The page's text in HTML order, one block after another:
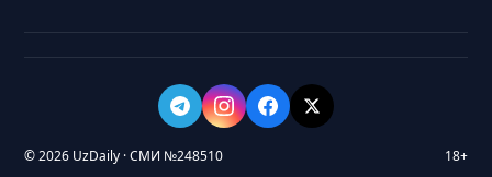
© 2026 UzDaily · СМИ №248510 18+